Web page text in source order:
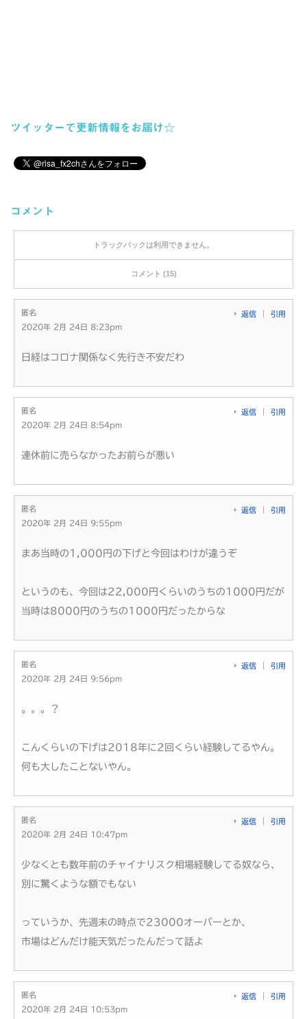
ツイッターで更新情報をお届け☆
コメント
トラックバックは利用できません。
コメント (15)
匿名
2020年 2月 24日 8:23pm
返信 引用
日経はコロナ関係なく先行き不安だわ
匿名
2020年 2月 24日 8:54pm
返信 引用
連休前に売らなかったお前らが悪い
匿名
2020年 2月 24日 9:55pm
返信 引用
まあ当時の1,000円の下げと今回はわけが違うぞ
というのも、今回は22,000円くらいのうちの1000円だが
当時は8000円のうちの1000円だったからな
匿名
2020年 2月 24日 9:56pm
返信 引用
。。。？
こんくらいの下げは2018年に2回くらい経験してるやん。
何も大したことないやん。
匿名
2020年 2月 24日 10:47pm
返信 引用
少なくとも数年前のチャイナリスク相場経験してる奴なら、
別に驚くような額でもない
っていうか、先週末の時点で23000オーバーとか、
市場はどんだけ能天気だったんだって話よ
匿名
2020年 2月 24日 10:53pm
返信 引用